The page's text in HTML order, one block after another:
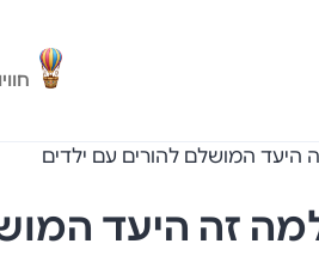
היעד המושלם להורים עם ילדים
זה היעד